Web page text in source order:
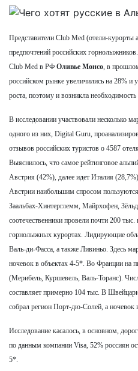
Представители Club Med (отели-курорты
предпочтений российских
Club Med в РФ Оливье Монсо , в
российском рынке увеличились на 28% и
роста, поэтому и возникла необходимость
В исследовании участвовали несколько
одного из них, Digital Guru,
отзывов российских туристов о 4587
Выяснилось, что самое рейтинговое
Австрия (42%), далее идет Италия
Австрии наибольшим спросом
Заальбах-Хинтерглемм, Майрхофен,
соотечественники провели почти 200
горнолыжных курортах. Лидирующие
Валь-ди-Фасса, а также Ливиньо. Здесь
ночевок в объектах 4-5*. Во Франции на
(Мерибель, Куршевель, Валь-Торанс).
составляет примерно 104 тыс. В
собрал регион Порт-дю-Солей, а ночевок
Исследование касалось, в основном,
по данным компании Visa, 52% россиян
5*.